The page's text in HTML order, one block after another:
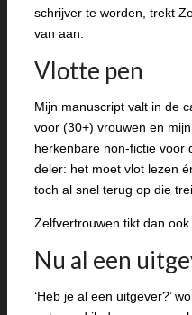
schrijver te worden, trekt
van aan.
Vlotte pen
Mijn manuscript valt in de
voor (30+) vrouwen en
herkenbare non-fictie voor
deler: het moet vlot lezen
toch al snel terug op die
Zelfvertrouwen tikt dan
Nu al een
‘Heb je al een uitgever?’